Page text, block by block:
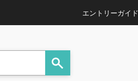
エントリーガイド